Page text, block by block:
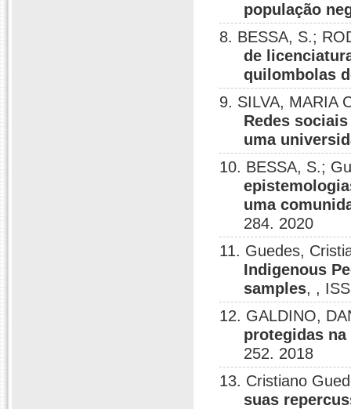
população
8. BESSA, S.;
de
quilombolas
9. SILVA, MARIA
Redes
uma
10. BESSA, S.;
uma
284. 2020
11. Guedes,
Indigenous
samples, ,
12. GALDINO,
protegidas
252. 2018
13. Cristiano
suas